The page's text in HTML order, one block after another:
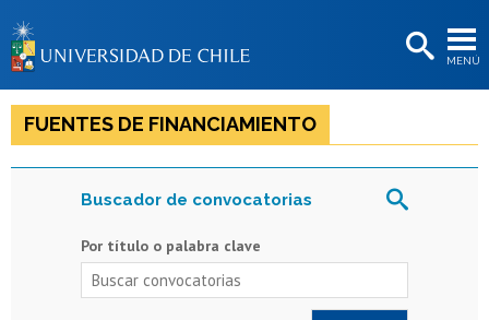
MENÚ
BIBLIOTECAS
LA UNIVERSIDAD
Estudiantes
Académicas/os
Funcionarias/os
FUENTES DE FINANCIAMIENTO
Buscador de convocatorias
Por título o palabra clave